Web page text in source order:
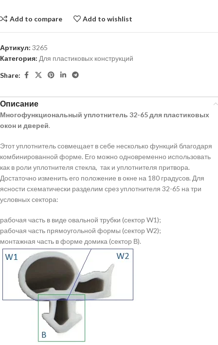
Add to compare Add to wishlist
Артикул: 3265
Категория: Для пластиковых конструкций
Share:
Описание
Многофункциональный уплотнитель 32-65 для пластиковых
окон и дверей.
Этот уплотнитель совмещает в себе несколько функций благодаря
комбинированной форме. Его можно одновременно использовать
как в роли уплотнителя стекла, так и уплотнителя притвора.
Достаточно изменить его положение в окне на 180 градусов. Для
ясности схематически разделим срез уплотнителя 32-65 на три
условных сектора:
рабочая часть в виде овальной трубки (сектор W1);
рабочая часть прямоугольной формы (сектор W2);
монтажная часть в форме домика (сектор В).